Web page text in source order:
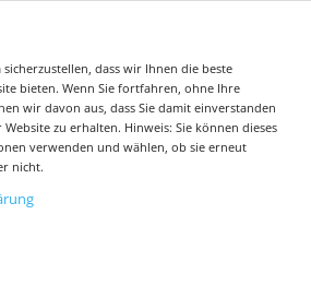
dass wir Ihnen die beste
bieten. Wenn Sie fortfahren, ohne Ihre
wir davon aus, dass Sie damit einverstanden
zu erhalten. Hinweis: Sie können dieses
verwenden und wählen, ob sie erneut
nicht.